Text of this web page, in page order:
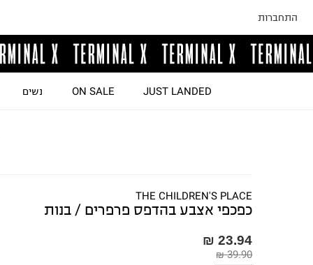
התחברות
JUST LANDED
ON SALE נשים
THE CHILDREN'S PLACE
כפכפי אצבע בהדפס פרפרים / בנות
23.94 ₪
39.90 ₪